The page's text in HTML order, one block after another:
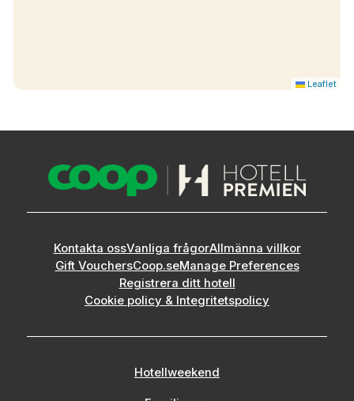
Leaflet
Kontakta ossVanliga frågorAllmänna villkor
Gift VouchersCoop.seManage Preferences
Registrera ditt hotell
Cookie policy & Integritetspolicy
Hotellweekend